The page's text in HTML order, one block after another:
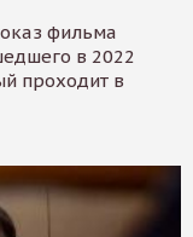
фильма
в 2022
проходит в